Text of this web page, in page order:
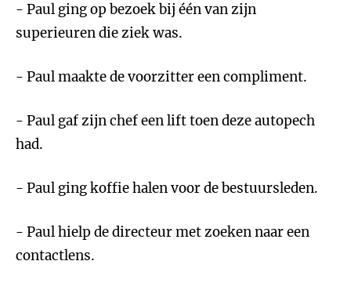
- Paul ging op bezoek bij één van zijn
superieuren die ziek was.
- Paul maakte de voorzitter een compliment.
- Paul gaf zijn chef een lift toen deze autopech
had.
- Paul ging koffie halen voor de bestuursleden.
- Paul hielp de directeur met zoeken naar een
contactlens.